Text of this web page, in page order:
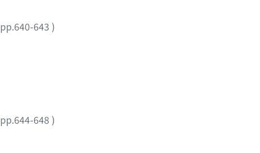
pp.640-643 )
pp.644-648 )